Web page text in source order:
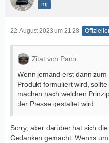
mj
22. August 2023 um 21:28
Zitat von Pano
Wenn jemand erst dann
Produkt formuliert wird,
machen nach welchen
der Presse gestaltet wird.
Sorry, aber darüber hat sich
Gedanken gemacht. Wenns